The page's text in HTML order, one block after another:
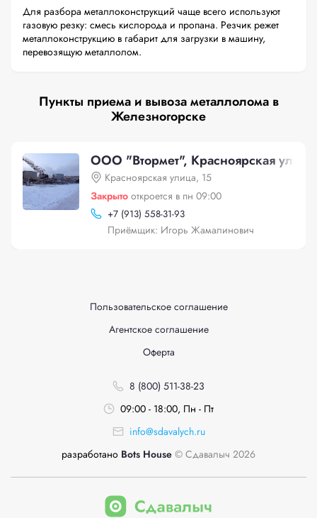
Для разбора металлоконструкций чаще всего используют
газовую резку: смесь кислорода и пропана. Резчик режет
металлоконструкцию в габарит для загрузки в машину,
перевозящую металлолом.
Пункты приема и вывоза металлолома в
Железногорске
ООО "Втормет", Красноярская
Красноярская улица, 15
Закрыто откроется в пн 09:00
+7 (913) 558-31-93
Приёмщик: Игорь Жамалинович
Пользовательское соглашение
Агентское соглашение
Оферта
8 (800) 511-38-23
09:00 - 18:00, Пн - Пт
info@sdavalych.ru
разработано Bots House © Сдавалыч 2026